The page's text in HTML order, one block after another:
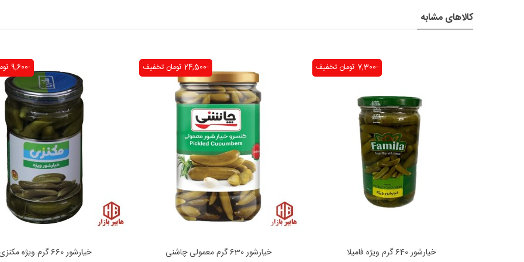
کالاهای مشابه
تخفیف -7,300 تومان
افزودن به محبوب‌ها
خیارشور 640 گرم ویژه فامیلا
تخفیف -24,500 تومان
افزودن به محبوب‌ها
خیارشور 630 گرم معمولی چاشنی
-9,600 تومان
افزودن به محبوب‌ها
خیارشور 660 گرم ویژه مکنزی